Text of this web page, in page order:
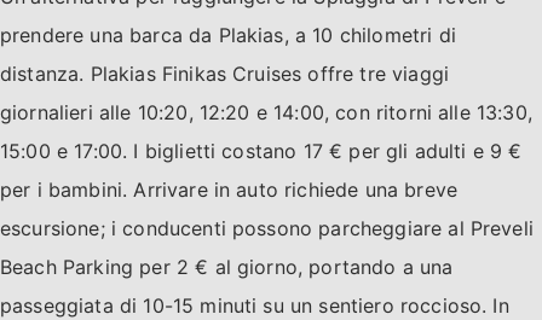
prendere una barca da Plakias, a 10 chilometri di
distanza. Plakias Finikas Cruises offre tre viaggi
giornalieri alle 10:20, 12:20 e 14:00, con ritorni alle 13:30,
15:00 e 17:00. I biglietti costano 17 € per gli adulti e 9 €
per i bambini. Arrivare in auto richiede una breve
escursione; i conducenti possono parcheggiare al Preveli
Beach Parking per 2 € al giorno, portando a una
passeggiata di 10-15 minuti su un sentiero roccioso. In